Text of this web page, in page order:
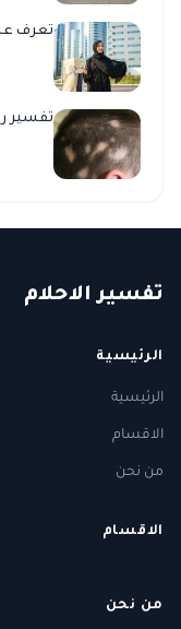
تعرف
تفسير
تفسير الاحلام
الرئيسية
الرئيسية
الاقسام
من نحن
الاقسام
من نحن